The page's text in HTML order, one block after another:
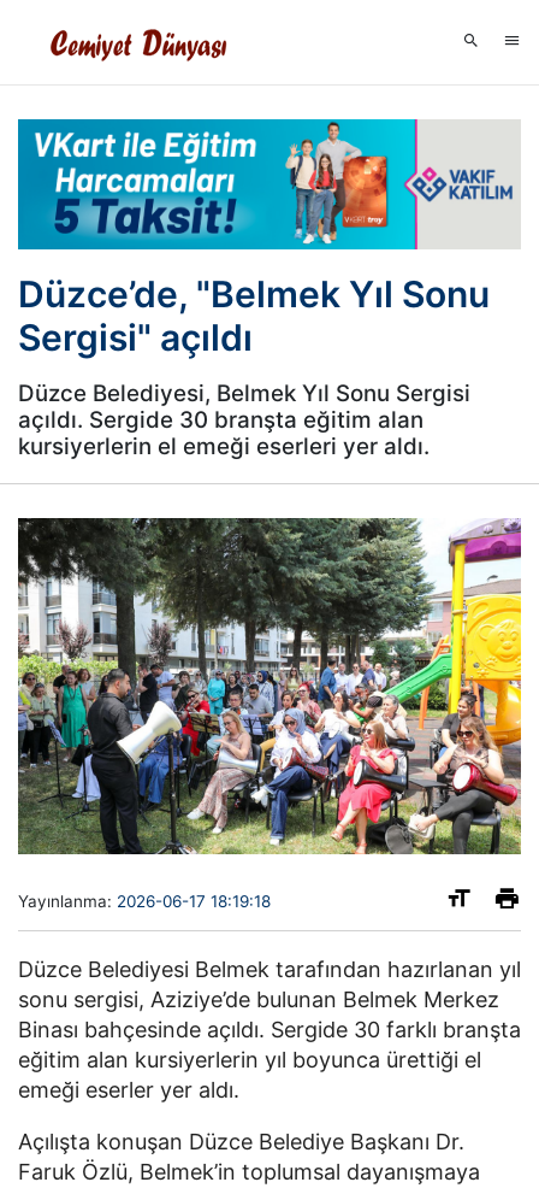
Düzce’de, "Belmek Yıl Sonu
Sergisi" açıldı
Düzce Belediyesi, Belmek Yıl Sonu Sergisi
açıldı. Sergide 30 branşta eğitim alan
kursiyerlerin el emeği eserleri yer aldı.
Yayınlanma: 2026-06-17 18:19:18
Düzce Belediyesi Belmek tarafından hazırlanan yıl
sonu sergisi, Aziziye’de bulunan Belmek Merkez
Binası bahçesinde açıldı. Sergide 30 farklı branşta
eğitim alan kursiyerlerin yıl boyunca ürettiği el
emeği eserler yer aldı.
Açılışta konuşan Düzce Belediye Başkanı Dr.
Faruk Özlü, Belmek’in toplumsal dayanışmaya